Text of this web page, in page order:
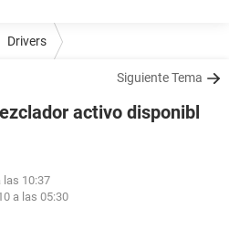
Drivers
Siguiente Tema
activo disponibl
las 10:37
a las 05:30